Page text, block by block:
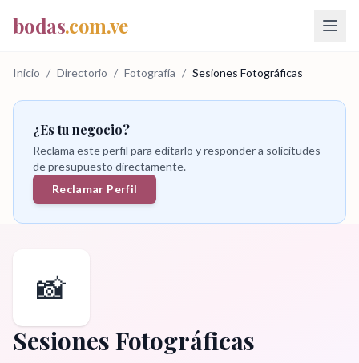
bodas.com.ve
Inicio / Directorio / Fotografía / Sesiones Fotográficas
¿Es tu negocio?
Reclama este perfil para editarlo y responder a solicitudes
de presupuesto directamente.
Reclamar Perfil
📸
Sesiones Fotográficas